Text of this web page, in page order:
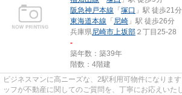
阪急神戸本線 「 塚口 」駅 徒歩21分
東海道本線 「 尼崎 」駅 徒歩26分
兵庫県尼崎市上坂部 ２丁目25-28
-
築年数：築39年
階数：4階建
ビジネスマンに高ニーズな、2駅利用可物件になりま
ッフが不動産に関してのご質問を、丁寧にお応えいた